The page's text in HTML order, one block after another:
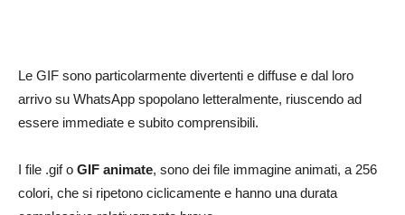
Le GIF sono particolarmente divertenti e diffuse e dal loro
arrivo su WhatsApp spopolano letteralmente, riuscendo ad
essere immediate e subito comprensibili.
I file .gif o GIF animate, sono dei file immagine animati, a 256
colori, che si ripetono ciclicamente e hanno una durata